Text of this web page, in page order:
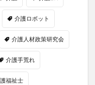
介護ロボット
介護人材政策研究会
介護手荒れ
福祉士